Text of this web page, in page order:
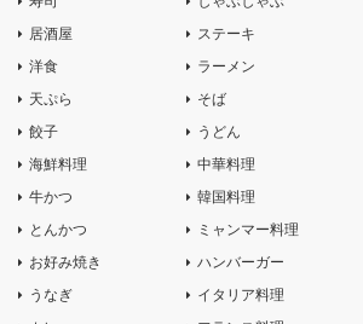
居酒屋
洋食
天ぷら
餃子
海鮮料理
牛かつ
とんかつ
お好み焼き
うなぎ
ステーキ
ラーメン
そば
うどん
中華料理
韓国料理
ミャンマー料理
ハンバーガー
イタリア料理